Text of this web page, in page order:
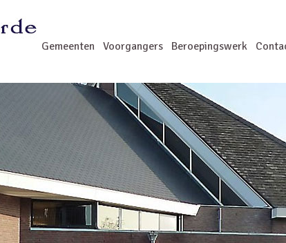
Gemeenten Voorgangers Beroepingswerk